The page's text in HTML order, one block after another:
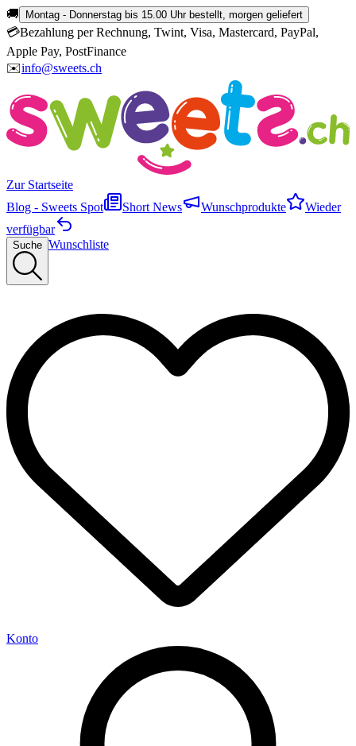
🚚 Montag - Donnerstag bis 15.00 Uhr bestellt, morgen geliefert
💳Bezahlung per Rechnung, Twint, Visa, Mastercard, PayPal,
Apple Pay, PostFinance
✉️info@sweets.ch
Zur Startseite
Blog - Sweets Spot
Short News Wunschprodukte
Wieder
verfügbar
Suche Wunschliste
Konto